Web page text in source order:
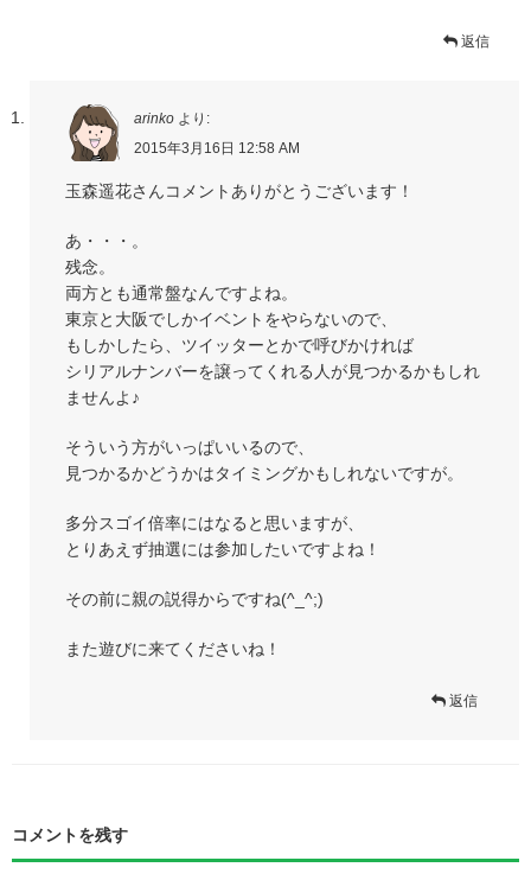
返信
arinko より:
2015年3月16日 12:58 AM
玉森遥花さんコメントありがとうございます！
あ・・・。
残念。
両方とも通常盤なんですよね。
東京と大阪でしかイベントをやらないので、
もしかしたら、ツイッターとかで呼びかければ
シリアルナンバーを譲ってくれる人が見つかるかもしれ
ませんよ♪
そういう方がいっぱいいるので、
見つかるかどうかはタイミングかもしれないですが。
多分スゴイ倍率にはなると思いますが、
とりあえず抽選には参加したいですよね！
その前に親の説得からですね(^_^;)
また遊びに来てくださいね！
返信
コメントを残す